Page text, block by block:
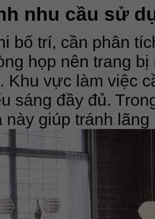
nhu cầu sử
bố trí, cần phân
họp nên trang
Khu vực làm việc
sáng đầy đủ.
này giúp tránh